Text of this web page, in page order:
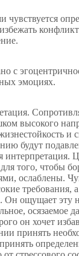
с
эмоциях.
высокого
и
будут
интерпретация.
того, чтобы
ослаблены.
требования,
Он ощущает эту
осязаемое
он хочет
принять